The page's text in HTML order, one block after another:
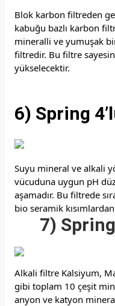
Blok karbon filtreden
kabuğu bazlı karbon
mineralli ve yumuşak
filtredir. Bu filtre
yükselecektir.
6) Spring
Suyu mineral ve alkali
vücuduna uygun pH
aşamadır. Bu filtrede
bio seramik
7)
Alkali filtre Kalsiyum,
gibi toplam 10 çeşit
anyon ve katyon